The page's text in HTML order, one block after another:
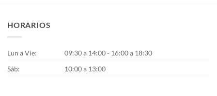
HORARIOS
Lun a Vie:
09:30 a 14:00 - 16:00 a 18:30
Sáb:
10:00 a 13:00